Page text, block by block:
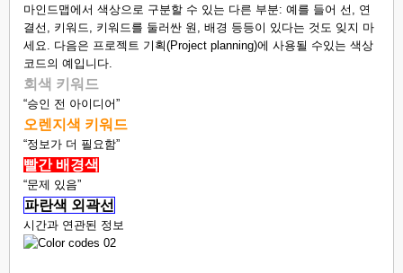
마인드맵에서 색상으로 구분할 수 있는 다른 부분: 예를 들어 선, 연
결선, 키워드, 키워드를 둘러싼 원, 배경 등등이 있다는 것도 잊지 마
세요. 다음은 프로젝트 기획(Project planning)에 사용될 수있는 색상
코드의 예입니다.
회색 키워드
“승인 전 아이디어”
오렌지색 키워드
“정보가 더 필요함”
빨간 배경색
“문제 있음”
파란색 외곽선
시간과 연관된 정보